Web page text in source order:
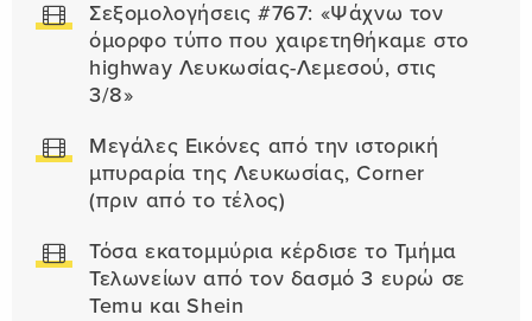
Σεξομολογήσεις #767: «Ψάχνω τον
όμορφο τύπο που χαιρετηθήκαμε στο
highway Λευκωσίας-Λεμεσού, στις
3/8»
Μεγάλες Εικόνες από την ιστορική
μπυραρία της Λευκωσίας, Corner
(πριν από το τέλος)
Τόσα εκατομμύρια κέρδισε το Τμήμα
Τελωνείων από τον δασμό 3 ευρώ σε
Temu και Shein